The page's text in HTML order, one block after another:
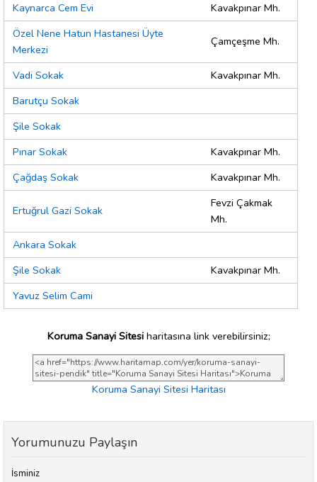
Kaynarca Cem Evi
Kavakpınar Mh.
Özel Nene Hatun Hastanesi Üyte
Merkezi
Çamçeşme Mh.
Vadi Sokak
Kavakpınar Mh.
Barutçu Sokak
Şile Sokak
Pınar Sokak
Kavakpınar Mh.
Çağdaş Sokak
Kavakpınar Mh.
Ertuğrul Gazi Sokak
Fevzi Çakmak
Mh.
Ankara Sokak
Şile Sokak
Kavakpınar Mh.
Yavuz Selim Cami
Koruma Sanayi Sitesiharitasına link verebilirsiniz;
Koruma Sanayi Sitesi Haritası
Yorumunuzu Paylaşın
İsminiz